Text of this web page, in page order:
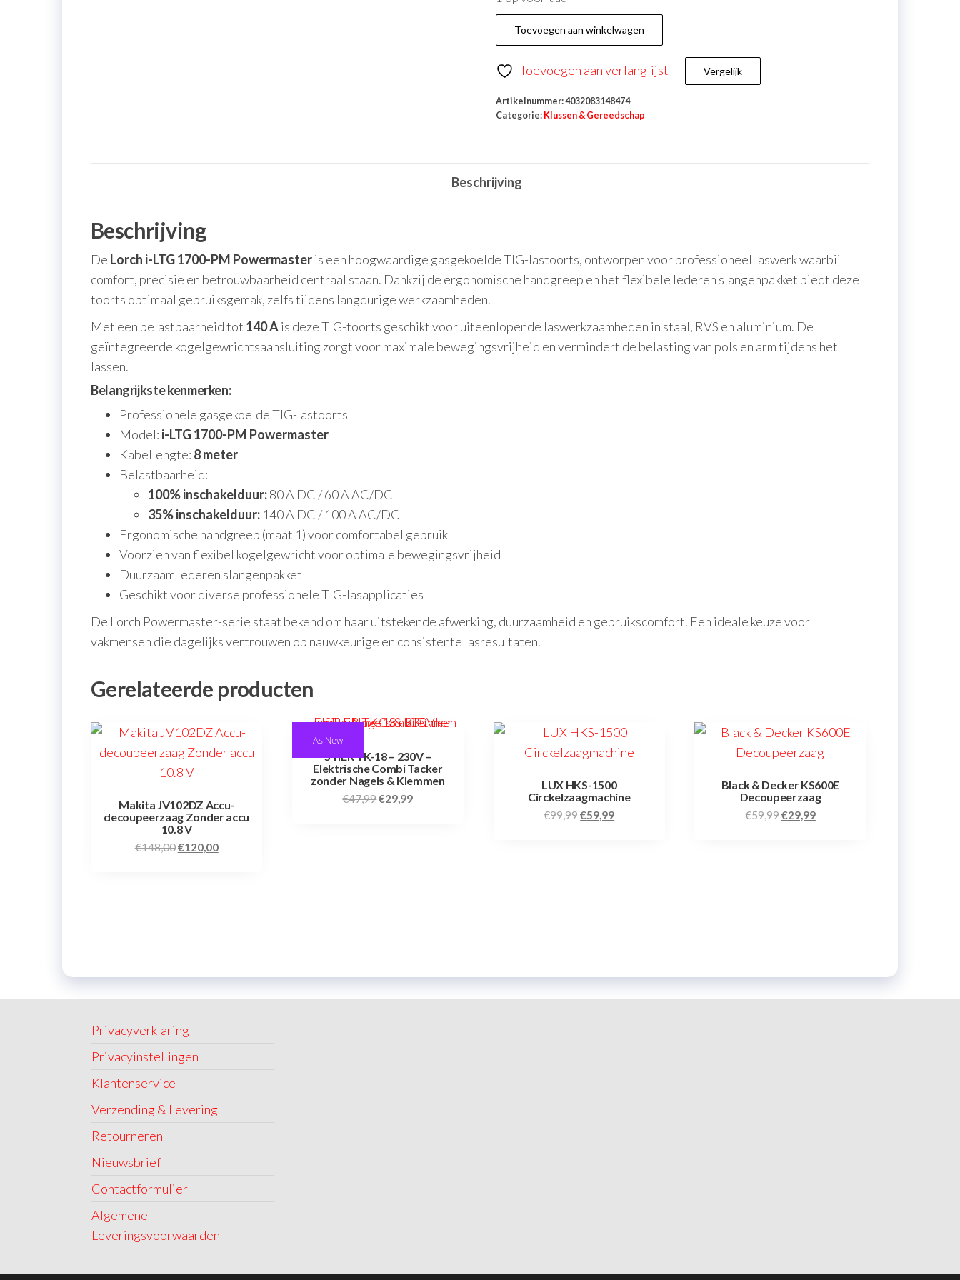
Toevoegen aan winkelwagen
Toevoegen aan verlanglijst Vergelijk
Artikelnummer:4032083148474
Categorie: Klussen & Gereedschap
Beschrijving
Beschrijving
De Lorch i-LTG 1700-PM Powermasteris een hoogwaardige gasgekoelde TIG-lastoorts, ontworpen voor professioneel laswerk waarbij
comfort, precisie en betrouwbaarheid centraal staan. Dankzij de ergonomische handgreep en het flexibele lederen slangenpakket biedt deze
toorts optimaal gebruiksgemak, zelfs tijdens langdurige werkzaamheden.
Met een belastbaarheid tot 140 Ais deze TIG-toorts geschikt voor uiteenlopende laswerkzaamheden in staal, RVS en aluminium. De
geïntegreerde kogelgewrichtsaansluiting zorgt voor maximale bewegingsvrijheid en vermindert de belasting van pols en arm tijdens het
lassen.
Belangrijkste kenmerken:
Professionele gasgekoelde TIG-lastoorts
Model: i-LTG 1700-PM Powermaster
Kabellengte: 8 meter
Belastbaarheid:
100% inschakelduur:80 A DC / 60 A AC/DC
35% inschakelduur: 140 A DC / 100 A AC/DC
Ergonomische handgreep (maat 1) voor comfortabel gebruik
Voorzien van flexibel kogelgewricht voor optimale bewegingsvrijheid
Duurzaam lederen slangenpakket
Geschikt voor diverse professionele TIG-lasapplicaties
De Lorch Powermaster-serie staat bekend om haar uitstekende afwerking, duurzaamheid en gebruikscomfort. Een ideale keuze voor
vakmensen die dagelijks vertrouwen op nauwkeurige en consistente lasresultaten.
Gerelateerde producten
Makita JV102DZ Accu-
decoupeerzaag Zonder accu
10.8 V
€148,00€120,00
As New
STIER TK-18 – 230V –
Elektrische Combi Tacker
zonder Nagels & Klemmen
€47,99€29,99
LUX HKS-1500
Circkelzaagmachine
€99,99€59,99
Black & Decker KS600E
Decoupeerzaag
€59,99€29,99
Privacyverklaring
Privacyinstellingen
Klantenservice
Verzending & Levering
Retourneren
Nieuwsbrief
Contactformulier
Algemene
Leveringsvoorwaarden